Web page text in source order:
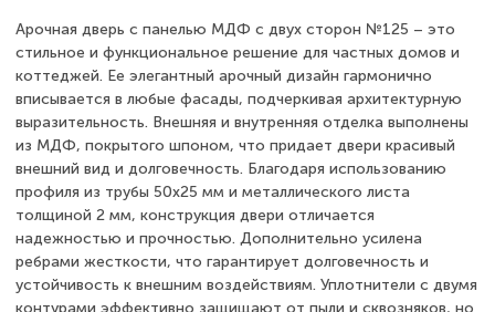
Арочная дверь с панелью МДФ с двух сторон №125 – это
стильное и функциональное решение для частных домов и
коттеджей. Ее элегантный арочный дизайн гармонично
вписывается в любые фасады, подчеркивая архитектурную
выразительность. Внешняя и внутренняя отделка выполнены
из МДФ, покрытого шпоном, что придает двери красивый
внешний вид и долговечность. Благодаря использованию
профиля из трубы 50x25 мм и металлического листа
толщиной 2 мм, конструкция двери отличается
надежностью и прочностью. Дополнительно усилена
ребрами жесткости, что гарантирует долговечность и
устойчивость к внешним воздействиям. Уплотнители с двумя
контурами эффективно защищают от пыли и сквозняков, но